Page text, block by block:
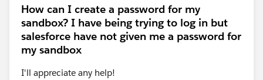
How can I create a password for my
sandbox? I have being trying to log in but
salesforce have not given me a password for
my sandbox
I'll appreciate any help!